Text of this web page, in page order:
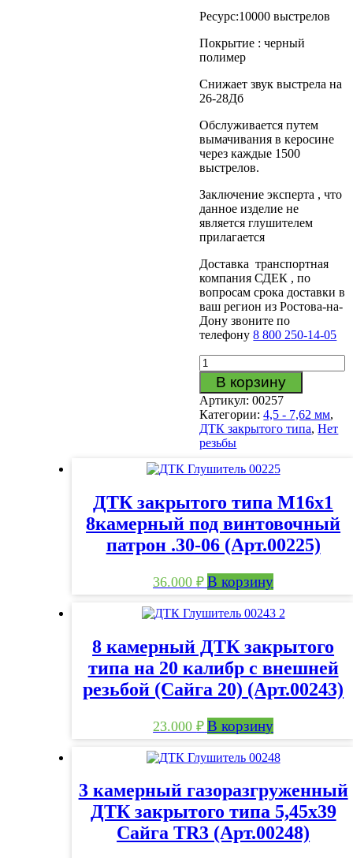
Ресурс:10000 выстрелов
Покрытие : черный
полимер
Снижает звук выстрела на
26-28Дб
Обслуживается путем
вымачивания в керосине
через каждые 1500
выстрелов.
Заключение эксперта , что
данное изделие не
является глушителем
прилагается
Доставка транспортная
компания СДЕК , по
вопросам срока доставки в
ваш регион из Ростова-на-
Дону звоните по
телефону8 800 250-14-05
Количество
товара
6
камерный
газоразгруженный
ДТК
5,45х39
TR3
АК12
В корзину
Артикул:00257
Категории:4,5 - 7,62 мм,
ДТК закрытого типа,Нет
резьбы
ДТК закрытого типа М16х1
8камерный под винтовочный
патрон .30-06 (Арт.00225)
36.000₽ В корзину
8 камерный ДТК закрытого
типа на 20 калибр с внешней
резьбой (Сайга 20) (Арт.00243)
23.000₽ В корзину
3 камерный газоразгруженный
ДТК закрытого типа 5,45х39
Сайга TR3 (Арт.00248)